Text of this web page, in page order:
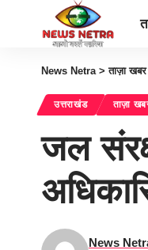
News Netra>ताज़ा खबर
उत्तराखंड ताज़ा
जल
News